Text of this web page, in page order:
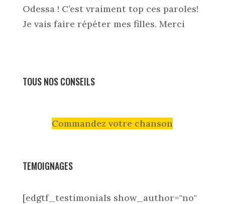
Odessa ! C’est vraiment top ces paroles!
Je vais faire répéter mes filles. Merci
TOUS NOS CONSEILS
Commandez votre chanson
TEMOIGNAGES
[edgtf_testimonials show_author="no"